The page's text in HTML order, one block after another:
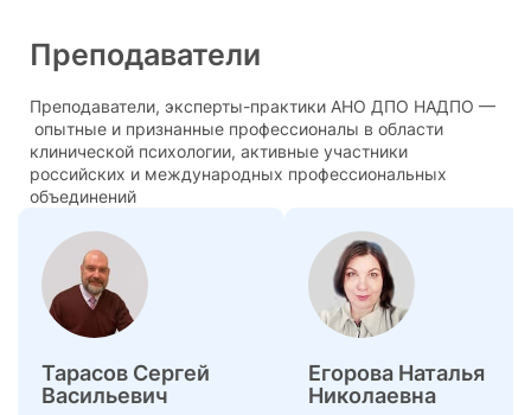
Преподаватели
Преподаватели, эксперты-практики АНО ДПО НАДПО —
опытные и признанные профессионалы в области
клинической психологии, активные участники
российских и международных профессиональных
объединений
Тарасов Сергей
Васильевич
Егорова Наталья
Николаевна